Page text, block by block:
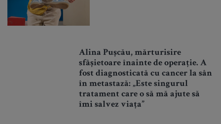
Alina Pușcău, mărturisire
sfâșietoare înainte de operație. A
fost diagnosticată cu cancer la sân
în metastază: „Este singurul
tratament care o să mă ajute să
îmi salvez viața”